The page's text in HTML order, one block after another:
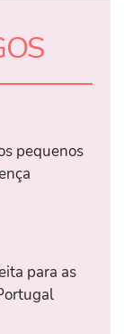
pequenos
para as